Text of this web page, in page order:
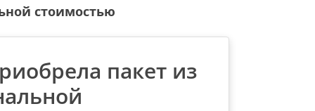
стоимостью
пакет из